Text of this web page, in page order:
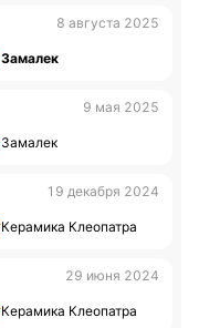
8 августа 2025
Замалек
9 мая 2025
Замалек
19 декабря 2024
Керамика Клеопатра
29 июня 2024
Керамика Клеопатра